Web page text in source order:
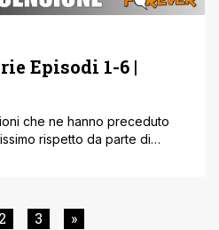
Episodi 1-6 |
che ne hanno preceduto
rispetto da parte di
2 3 »